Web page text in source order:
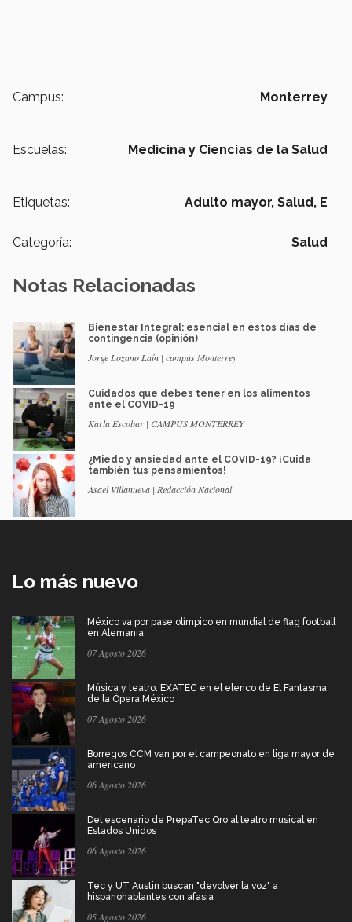
Campus: Monterrey
Escuelas: Medicina y Ciencias de la Salud
Etiquetas: Adulto mayor, Salud, E
Categoría: Salud
Notas Relacionadas
Bienestar Integral: esencial en estos días de
contingencia (opinión)
Jorge Lozano Laín | campus Monterrey
Cuidados que debes tener en los alimentos
ante el COVID-19
Karla Escobar | CAMPUS MONTERREY
¿Miedo y ansiedad ante el COVID-19? ¡Cuida
también tus pensamientos!
Asael Villanueva | Redacción Nacional
Lo más nuevo
México va por pase olímpico en mundial de flag football
en Alemania
07 Agosto 2026
Música y teatro: EXATEC en el elenco de El Fantasma
de la Ópera México
07 Agosto 2026
Borregos CCM van por el campeonato en liga mayor de
americano
06 Agosto 2026
Del escenario de PrepaTec Qro al teatro musical en
Estados Unidos
06 Agosto 2026
Tec y UT Austin buscan "devolver la voz" a
hispanohablantes con afasia
05 Agosto 2026